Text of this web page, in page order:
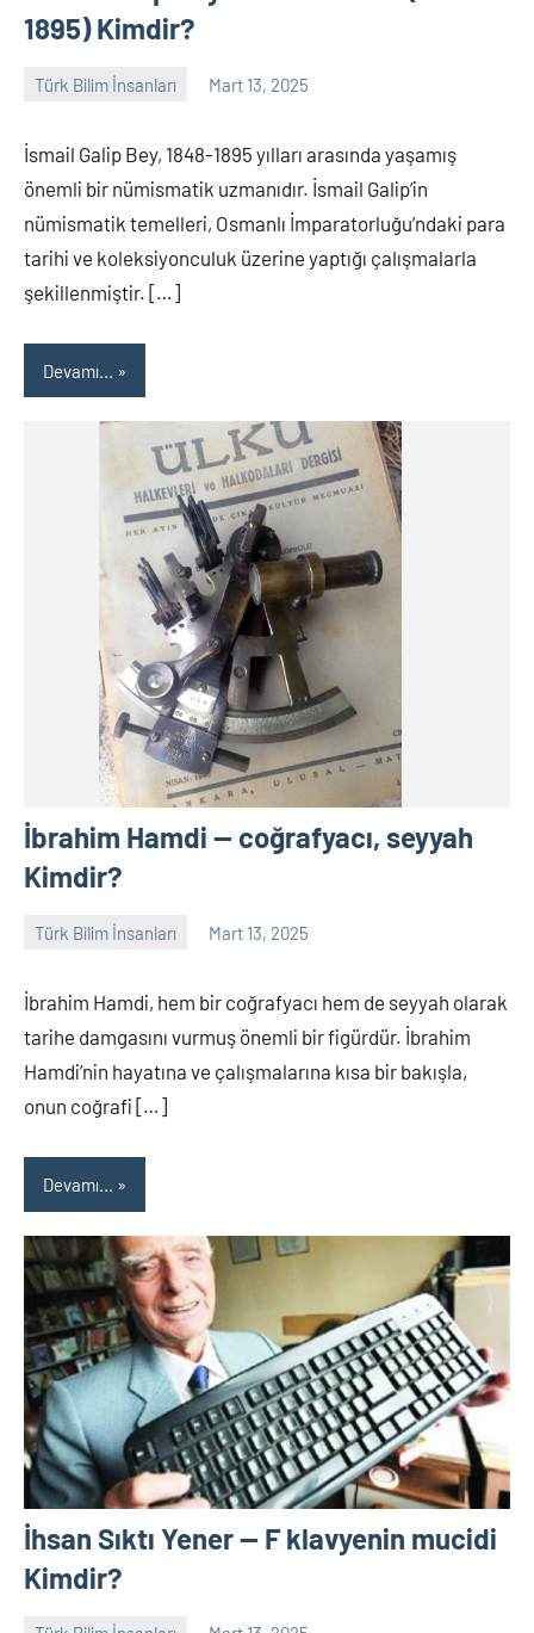
1895) Kimdir?
Türk Bilim İnsanları Mart 13, 2025
İsmail Galip Bey, 1848-1895 yılları arasında yaşamış
önemli bir nümismatik uzmanıdır. İsmail Galip’in
nümismatik temelleri, Osmanlı İmparatorluğu’ndaki para
tarihi ve koleksiyonculuk üzerine yaptığı çalışmalarla
şekillenmiştir. […]
Devamı...
İbrahim Hamdi — coğrafyacı, seyyah
Kimdir?
Türk Bilim İnsanları Mart 13, 2025
İbrahim Hamdi, hem bir coğrafyacı hem de seyyah olarak
tarihe damgasını vurmuş önemli bir figürdür. İbrahim
Hamdi’nin hayatına ve çalışmalarına kısa bir bakışla,
onun coğrafi […]
Devamı...
İhsan Sıktı Yener — F klavyenin mucidi
Kimdir?